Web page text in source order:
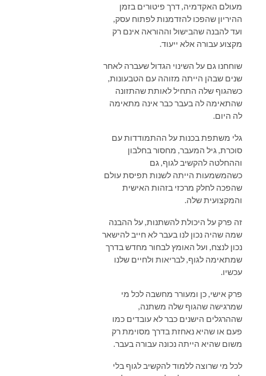
מעולם האקדמיה, דרך פיטורים בזמן
ההיריון שהפכו להזדמנות לפתוח עסק,
ועד להבנה שהבישול וההוראה אינם רק
מקצוע עבורה אלא ייעוד.
שוחחנו גם על השינוי הגדול שעברה לאחר
שנים שבהן הייתה מזוהה עם הטבעונות,
כשהגוף שלה התחיל לאותת שהתזונה
שהתאימה לה בעבר כבר אינה מתאימה
לה היום.
גלי משתפת בכנות על ההתמודדות עם
סוכרת, גיל המעבר, מחסור בחלבון
וההחלטה להקשיב לגוף, גם
כשהמשמעות הייתה לשנות תפיסת עולם
שהפכה לחלק מרכזי בזהות האישית
והמקצועית שלה.
זה פרק על היכולת להשתנות, על ההבנה
שמה שהיה נכון לנו בעבר לא חייב להישאר
נכון לנצח, ועל האומץ לבחור מחדש בדרך
שמתאימה לגוף, לבריאות ולחיים שלנו
עכשיו.
פרק אישי, כן ומעורר מחשבה לכל מי
שמרגישה שהגוף שלה משתנה,
שההרגלים הישנים כבר לא עובדים כמו
פעם או שהיא נאחזת בדרך מסוימת רק
משום שהיא הייתה נכונה עבורה בעבר.
לכל מי שרוצה ללמוד להקשיב לגוף בלי